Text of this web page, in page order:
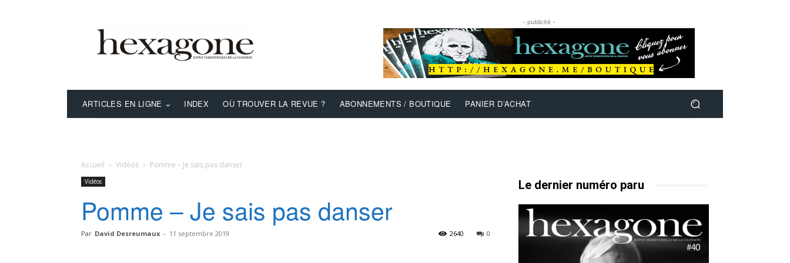
- publicité -
ARTICLES EN LIGNE INDEX OÙ TROUVER LA REVUE ? ABONNEMENTS / BOUTIQUE PANIER D’ACHAT
Accueil Vidéos Pomme – Je sais pas danser
Vidéos
Pomme – Je sais pas danser
Par David Desreumaux - 11 septembre 2019 0
2640
Le dernier numéro paru